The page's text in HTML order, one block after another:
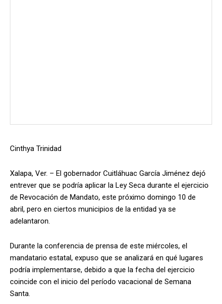
Cinthya Trinidad
Xalapa, Ver. – El gobernador Cuitláhuac García Jiménez dejó
entrever que se podría aplicar la Ley Seca durante el ejercicio
de Revocación de Mandato, este próximo domingo 10 de
abril, pero en ciertos municipios de la entidad ya se
adelantaron.
Durante la conferencia de prensa de este miércoles, el
mandatario estatal, expuso que se analizará en qué lugares
podría implementarse, debido a que la fecha del ejercicio
coincide con el inicio del período vacacional de Semana
Santa.